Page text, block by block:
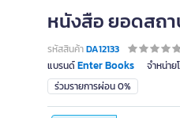
หนังสือ ยอดสถ
รหัสสินค้าDA12133
แบรนด์Enter Books จำหน่าย
ร่วมรายการผ่อน 0%